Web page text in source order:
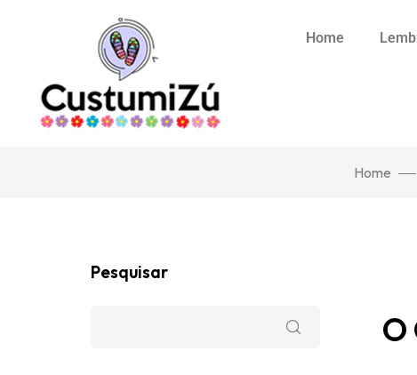
Home
Home
O
Pesquisar